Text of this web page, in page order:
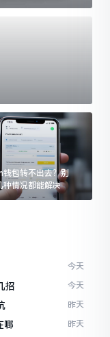
包转不出去？别
种情况都能解决
今天
招 今天
昨天
哪 昨天